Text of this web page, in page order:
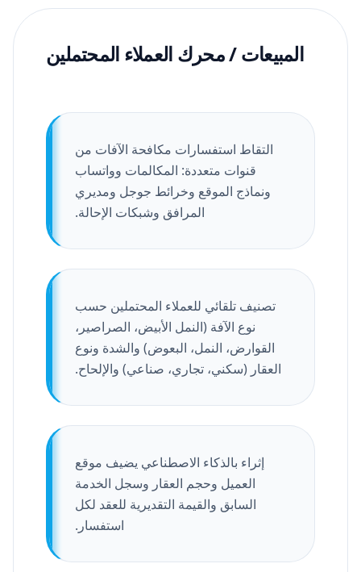
المبيعات / محرك العملاء المحتملين
التقاط استفسارات مكافحة الآفات من
قنوات متعددة: المكالمات وواتساب
ونماذج الموقع وخرائط جوجل ومديري
المرافق وشبكات الإحالة.
تصنيف تلقائي للعملاء المحتملين حسب
نوع الآفة (النمل الأبيض، الصراصير،
القوارض، النمل، البعوض) والشدة ونوع
العقار (سكني، تجاري، صناعي) والإلحاح.
إثراء بالذكاء الاصطناعي يضيف موقع
العميل وحجم العقار وسجل الخدمة
السابق والقيمة التقديرية للعقد لكل
استفسار.